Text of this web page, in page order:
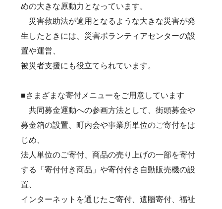
めの大きな原動力となっています。
災害救助法が適用となるような大きな災害が発
生したときには、災害ボランティアセンターの設
置や運営、
被災者支援にも役立てられています。
■さまざまな寄付メニューをご用意しています
共同募金運動への参画方法として、街頭募金や
募金箱の設置、町内会や事業所単位のご寄付をは
じめ、
法人単位のご寄付、商品の売り上げの一部を寄付
する「寄付付き商品」や寄付付き自動販売機の設
置、
インターネットを通じたご寄付、遺贈寄付、福祉